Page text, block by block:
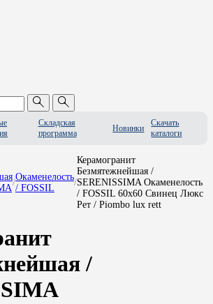
Складская
программа
Новинки
Скачать
каталоги
/
Окаменелость
/ FOSSIL
/
Керамогранит
Безмятежнейшая /
SERENISSIMA Окаменелость
/ FOSSIL 60x60 Свинец Люкс
Рет / Piombo lux rett
/